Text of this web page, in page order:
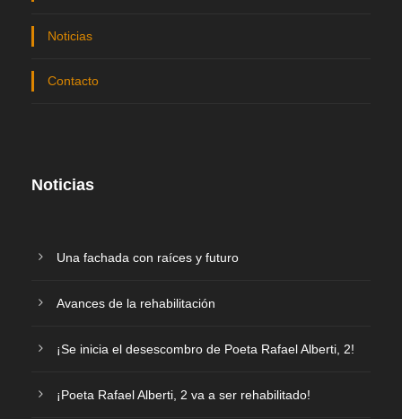
Noticias
Contacto
Noticias
Una fachada con raíces y futuro
Avances de la rehabilitación
¡Se inicia el desescombro de Poeta Rafael Alberti, 2!
¡Poeta Rafael Alberti, 2 va a ser rehabilitado!